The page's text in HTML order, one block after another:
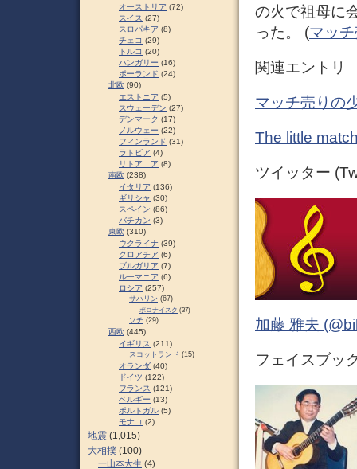
の火で祖母に
った。 (マッ
関連エントリ
マッチ売りの
The little
ツイッター
加藤 雅夫
フェイスブッ
オーストリア (72)
スイス (27)
スロパキア (8)
チェコ (29)
トルコ (20)
ハンガリー (16)
ポーランド (24)
北欧 (90)
エストニア (5)
スウェーデン (27)
デンマーク (17)
ノルウェー (22)
フィンランド (31)
ラトビア (4)
リトアニア (8)
南欧 (238)
イタリア (136)
ギリシャ (30)
スペイン (86)
バチカン (3)
東欧 (310)
ウクライナ (39)
クロアチア (6)
ブルガリア (7)
ルーマニア (6)
ロシア (257)
サハリン (67)
ポロナイスク (37)
ソチ (29)
西欧 (445)
イギリス (211)
スコットランド (15)
オランダ (40)
ドイツ (122)
フランス (121)
ベルギー (13)
ポルトガル (5)
モナコ (2)
地震 (1,015)
大相撲 (100)
一山本大生 (4)